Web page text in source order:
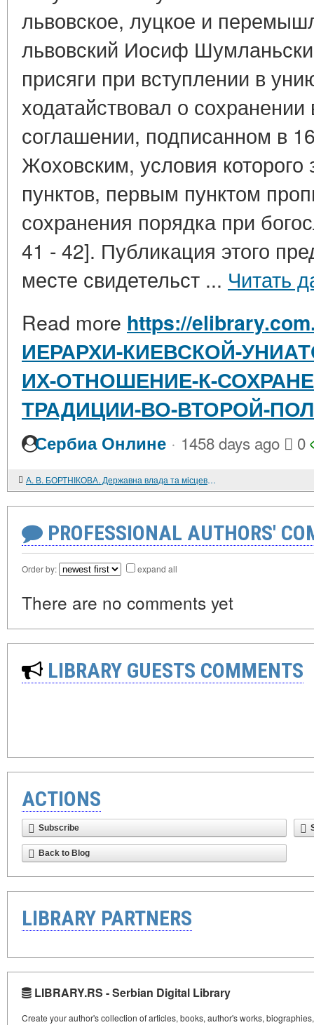
львовское, луцкое и
львовский Иосиф
присяги при вступлении в
ходатайствовал о
соглашении, подписанном в
Жоховским, условия
пунктов, первым пунктом
сохранения порядка при
41 - 42]. Публикация этого
месте свидетельст ... Читать
Read more https://
ИЕРАРХИ-КИЕВСКОЙ-
ИХ-ОТНОШЕНИЕ-К-
ТРАДИЦИИ-ВО-ВТОРОЙ-
Сербиа Онлине · 1458 days ago 0
А. В. БОРТНІКОВА. Державна влада та місцеве самоврядування на Вопині (кінець XIV - середина XVII ст.)
PROFESSIONAL AUTHORS'
Order by: expand all
There are no comments yet
LIBRARY GUESTS COMMENTS
ACTIONS
Subscribe
Back to Blog
LIBRARY PARTNERS
LIBRARY.RS - Serbian Digital Library
Create your author's collection of articles, books, author's works,